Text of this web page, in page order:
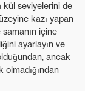
kül seviyelerini de
kazı yapan
samanın içine
ayarlayın ve
ancak